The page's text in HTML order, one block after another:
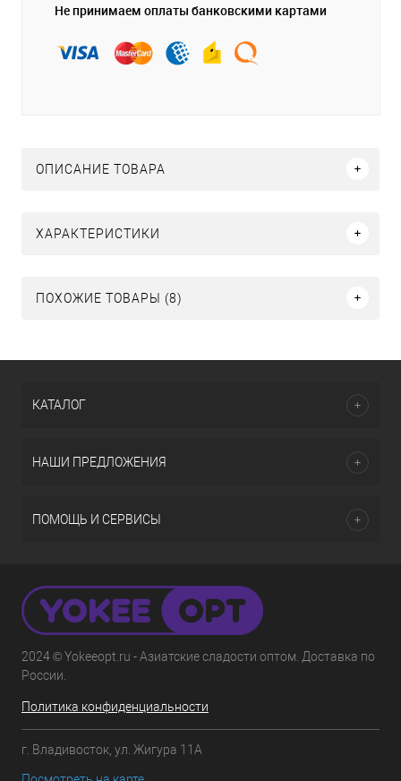
Не принимаем оплаты банковскими картами
ОПИСАНИЕ ТОВАРА
ХАРАКТЕРИСТИКИ
ПОХОЖИЕ ТОВАРЫ (8)
КАТАЛОГ
НАШИ ПРЕДЛОЖЕНИЯ
ПОМОЩЬ И СЕРВИСЫ
2024 © Yokeeopt.ru - Азиатские сладости оптом. Доставка по
России.
Политика конфиденциальности
г. Владивосток, ул. Жигура 11А